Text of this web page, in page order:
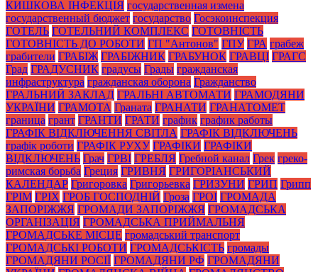
КИШКОВА ІНФЕКЦІЯ государственная измена
государственный бюджет государство Госэкоинспекция
ГОТЕЛЬ ГОТЕЛЬНИЙ КОМПЛЕКС ГОТОВНІСТЬ
ГОТОВНІСТЬ ДО РОБОТИ ГП "Антонов" ГПУ ГРА грабеж
грабители ГРАБІЖ ГРАБІЖНИК ГРАБУНОК ГРАВЦІ ГРАГС
Град ГРАДУСНИК градусы Грады гражданская
инфраструктура гражданская оборона Гражданство
ГРАЛЬНИЙ ЗАКЛАД ГРАЛЬНІ АВТОМАТИ ГРАМОДЯНИ
УКРАЇНИ ГРАМОТА Граната ГРАНАТИ ГРАНАТОМЕТ
граница грант ГРАНТИ ГРАТИ график график работы
ГРАФІК ВІДКЛЮЧЕННЯ СВІТЛА ГРАФІК ВІДКЛЮЧЕНЬ
графік роботи ГРАФІК РУХУ ГРАФІКИ ГРАФІКИ
ВІДКЛЮЧЕНЬ Грач ГРВІ ГРЕБЛЯ Гребной канал Грек греко-
римская борьба Греция ГРИВНЯ ГРИГОРІАНСЬКИЙ
КАЛЕНДАР Григоровка Григорьевка ГРИЗУНИ ГРИП Грипп
ГРІМ ГРІХ ГРОБ ГОСПОДНІЙ Гроза ГРОІ ГРОМАДА
ЗАПОРІЖЖЯ ГРОМАДИ ЗАПОРІЖЖЯ ГРОМАДСЬКА
ОРГАНІЗАЦІЯ ГРОМАДСЬКА ПРИЙМАЛЬНЯ
ГРОМАДСЬКЕ МІСЦЕ громадський транспорт
ГРОМАДСЬКІ РОБОТИ ГРОМАДСЬКІСТЬ громады
ГРОМАДЯНИ РОСІЇ ГРОМАДЯНИ РФ ГРОМАДЯНИ